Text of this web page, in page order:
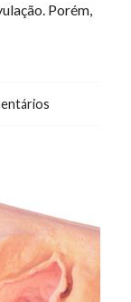
Porém,